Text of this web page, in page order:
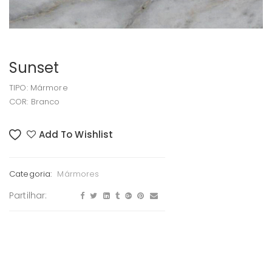
Sunset
TIPO: Mármore
COR: Branco
Add To Wishlist
Categoria: Mármores
Partilhar: